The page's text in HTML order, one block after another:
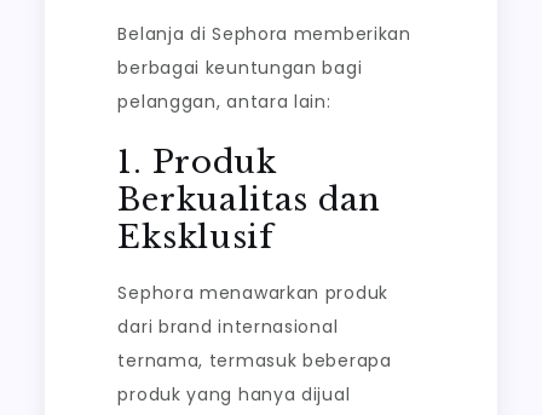
Belanja di Sephora memberikan
berbagai keuntungan bagi
pelanggan, antara lain:
1. Produk
Berkualitas dan
Eksklusif
Sephora menawarkan produk
dari brand internasional
ternama, termasuk beberapa
produk yang hanya dijual